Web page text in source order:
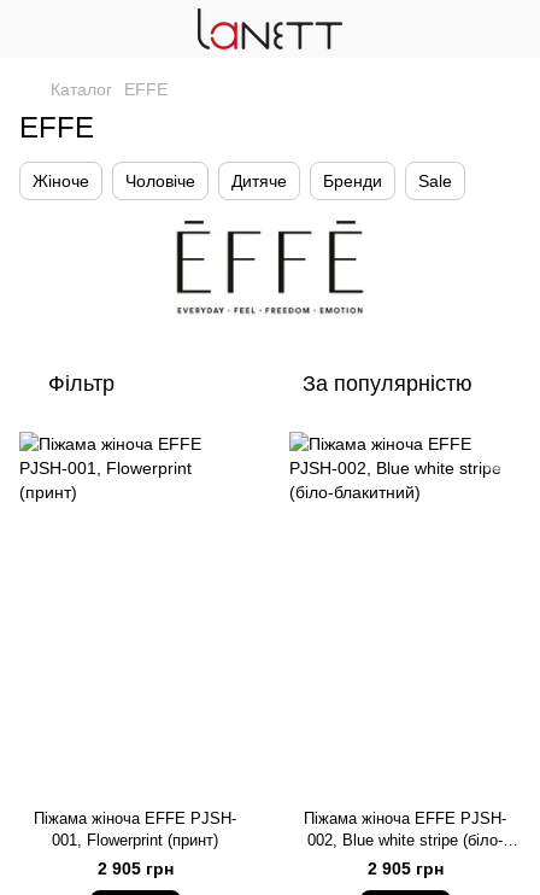
Каталог EFFE
EFFE
Жіноче Чоловіче Дитяче Бренди Sale
Фільтр За популярністю
Піжама жіноча EFFE PJSH-
001, Flowerprint (принт)
2 905 грн
Піжама жіноча EFFE PJSH-
002, Blue white stripe (біло-
блакитний)
2 905 грн